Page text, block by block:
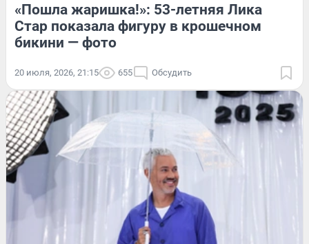
«Пошла жаришка!»: 53-летняя Лика
Стар показала фигуру в крошечном
бикини — фото
20 июля, 2026, 21:15 655 Обсудить